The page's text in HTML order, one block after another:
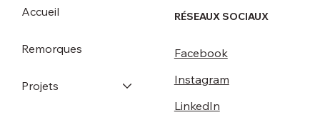
RÉSEAUX SOCIAUX
Facebook
Instagram
LinkedIn
Accueil
Remorques
Projets